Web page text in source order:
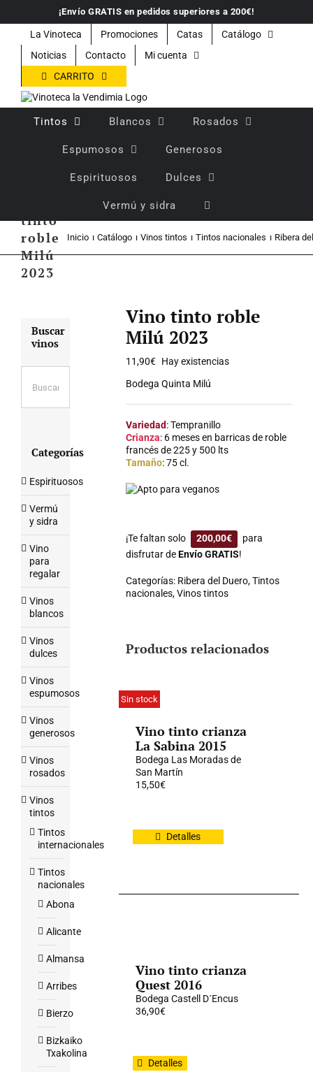
contenido
¡Envío GRATIS en pedidos superiores a 200€!
La Vinoteca Promociones Catas
Catálogo
Noticias
Contacto
Mi cuenta
CARRITO
Tintos Blancos Rosados
Espumosos Generosos
Espirituosos Dulces
Vermú y sidra
tinto
roble
Milú
2023
Inicio Catálogo Vinos tintos Tintos nacionales Ribera
Vino tinto roble
Milú 2023
11,90€ Hay existencias
Bodega Quinta Milú
Variedad: Tempranillo
Crianza: 6 meses en barricas de roble
francés de 225 y 500 lts
Tamaño: 75 cl.
Apto para veganos
¡Te faltan solo 200,00€
para
disfrutar deEnvío GRATIS!
Categorías: Ribera del Duero,Tintos
nacionales,Vinos tintos
Productos relacionados
Sin stock
Vino tinto crianza
La Sabina 2015
Bodega Las Moradas de
San Martín
15,50€
Detalles
Vino tinto crianza
Quest 2016
Bodega Castell D´Encus
36,90€
Detalles
Buscar
vinos
Categorías
Espirituosos
Vermú
y sidra
Vino
para
regalar
Vinos
blancos
Vinos
dulces
Vinos
espumosos
Vinos
generosos
Vinos
rosados
Vinos
tintos
Tintos
internacionales
Tintos
nacionales
Abona
Alicante
Almansa
Arribes
Bierzo
Bizkaiko
Txakolina